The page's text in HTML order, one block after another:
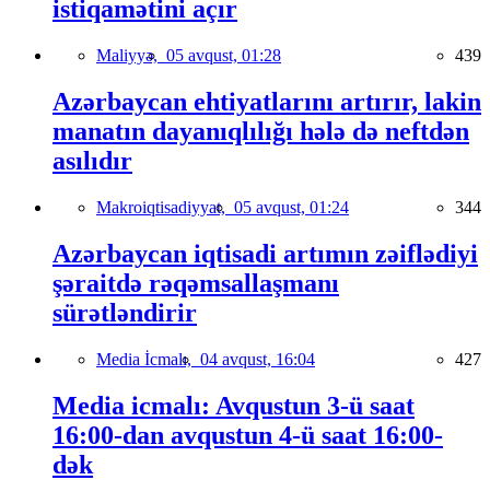
istiqamətini açır
Maliyyə, 05 avqust, 01:28 439
Azərbaycan ehtiyatlarını artırır, lakin
manatın dayanıqlılığı hələ də neftdən
asılıdır
Makroiqtisadiyyat, 05 avqust, 01:24 344
Azərbaycan iqtisadi artımın zəiflədiyi
şəraitdə rəqəmsallaşmanı
sürətləndirir
Media İcmalı, 04 avqust, 16:04 427
Media icmalı: Avqustun 3-ü saat
16:00-dan avqustun 4-ü saat 16:00-
dək